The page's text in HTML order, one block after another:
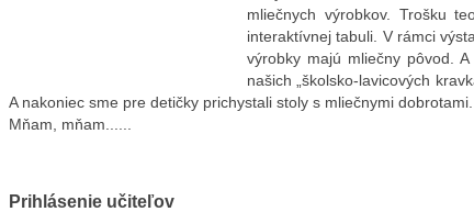
mliečnych výrobkov. Trošku
interaktívnej tabuli. V rámci
výrobky majú mliečny pôvod.
našich „školsko-lavicových
A nakoniec sme pre detičky prichystali stoly s mliečnymi dobrotami.
Mňam, mňam......
Prihlásenie učiteľov